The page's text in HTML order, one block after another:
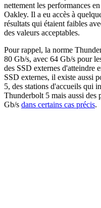
nettement les performances
Oakley. Il a eu accès à
résultats qui étaient faibles
des valeurs acceptables.
Pour rappel, la norme
80 Gb/s, avec 64 Gb/s pour
des SSD externes d'atteindre
SSD externes, il existe aussi
5, des stations d'accueils qui
Thunderbolt 5 mais aussi des
Gb/s dans certains cas précis.